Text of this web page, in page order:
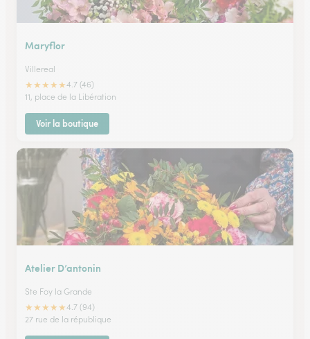
Maryflor
Villereal
★★★★★4.7 (46)
11, place de la Libération
Voir la boutique
Atelier D’antonin
Ste Foy la Grande
★★★★★4.7 (94)
27 rue de la république